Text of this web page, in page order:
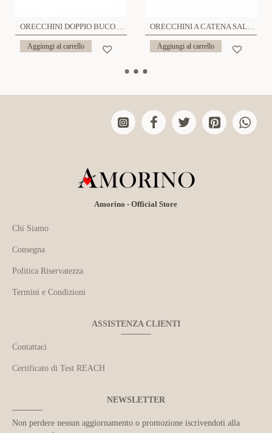
ORECCHINI DOPPIO BUCO A CATENA CON FIORE - JN2344E65
Aggiungi al carrello
ORECCHINI A CATENA SALISCENDI SNAKE - HDX2228D843
Aggiungi al carrello
Amorino - Official Store
Chi Siamo
Consegna
Politica Riservatezza
Termini e Condizioni
ASSISTENZA CLIENTI
Contattaci
Certificato di Test REACH
NEWSLETTER
Non perdere nessun aggiornamento o promozione iscrivendoti alla